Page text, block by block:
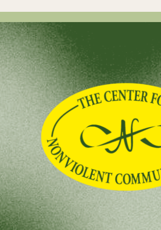
üben
kann
entspannt eine
und füreinander